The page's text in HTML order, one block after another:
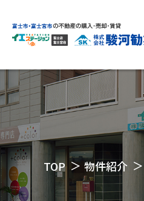
TOP 物件紹介